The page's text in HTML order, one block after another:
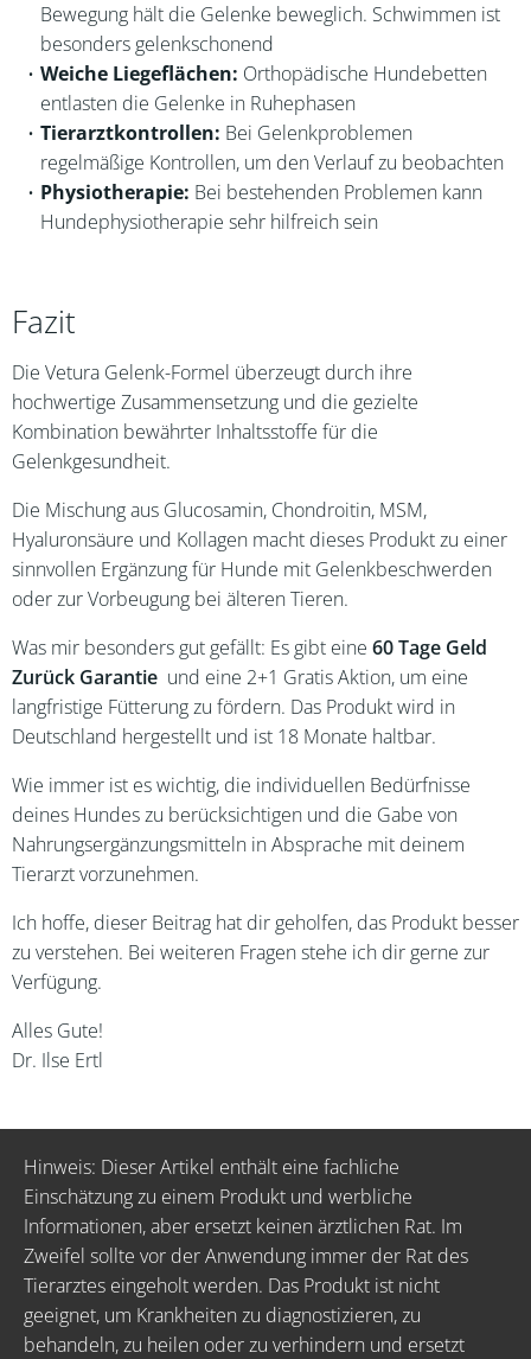
Bewegung hält die Gelenke beweglich. Schwimmen ist
besonders gelenkschonend
Weiche Liegeflächen: Orthopädische Hundebetten
entlasten die Gelenke in Ruhephasen
Tierarztkontrollen: Bei Gelenkproblemen
regelmäßige Kontrollen, um den Verlauf zu beobachten
Physiotherapie: Bei bestehenden Problemen kann
Hundephysiotherapie sehr hilfreich sein
Fazit
Die Vetura Gelenk-Formel überzeugt durch ihre
hochwertige Zusammensetzung und die gezielte
Kombination bewährter Inhaltsstoffe für die
Gelenkgesundheit.
Die Mischung aus Glucosamin, Chondroitin, MSM,
Hyaluronsäure und Kollagen macht dieses Produkt zu einer
sinnvollen Ergänzung für Hunde mit Gelenkbeschwerden
oder zur Vorbeugung bei älteren Tieren.
Was mir besonders gut gefällt: Es gibt eine 60 Tage Geld
Zurück Garantie und eine 2+1 Gratis Aktion, um eine
langfristige Fütterung zu fördern. Das Produkt wird in
Deutschland hergestellt und ist 18 Monate haltbar.
Wie immer ist es wichtig, die individuellen Bedürfnisse
deines Hundes zu berücksichtigen und die Gabe von
Nahrungsergänzungsmitteln in Absprache mit deinem
Tierarzt vorzunehmen.
Ich hoffe, dieser Beitrag hat dir geholfen, das Produkt besser
zu verstehen. Bei weiteren Fragen stehe ich dir gerne zur
Verfügung.
Alles Gute!
Dr. Ilse Ertl
Hinweis: Dieser Artikel enthält eine fachliche
Einschätzung zu einem Produkt und werbliche
Informationen, aber ersetzt keinen ärztlichen Rat. Im
Zweifel sollte vor der Anwendung immer der Rat des
Tierarztes eingeholt werden. Das Produkt ist nicht
geeignet, um Krankheiten zu diagnostizieren, zu
behandeln, zu heilen oder zu verhindern und ersetzt